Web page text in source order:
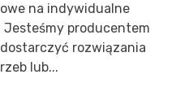
na indywidualne
producentem
rozwiązania
lub...